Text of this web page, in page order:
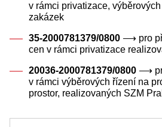
v rámci privatizace,
zakázek
35-2000781379/0800 ⟶ pro
cen v rámci privatizace
20036-2000781379/0800 ⟶
v rámci výběrových řízení na
prostor, realizovaných SZM